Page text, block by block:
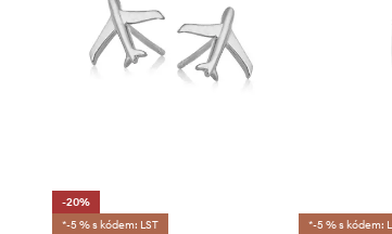
-20%
*-5 % s kódem: LST
*-5 % s kódem: